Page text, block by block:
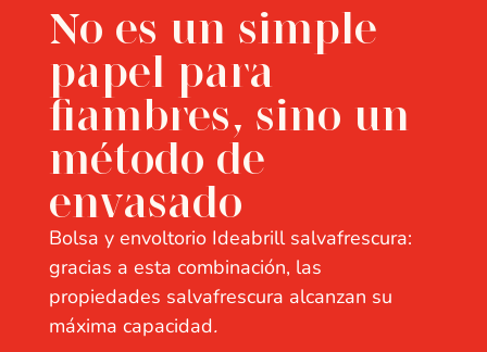
No es un simple
papel para
fiambres, sino un
método de
envasado
Bolsa y envoltorio Ideabrill salvafrescura:
gracias a esta combinación, las
propiedades salvafrescura alcanzan su
máxima capacidad.